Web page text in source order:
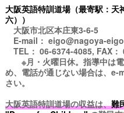
大阪英語特訓道場（最寄駅：天
六））
大阪市北区本庄東3-6-5
E-mail： eigo@nagoya-
TEL： 06-6374-4085, FAX：
※月・火曜日休。指導中は電
め、電話が通じない場合は、e-
さい。
大阪英語特訓道場の収益は、難